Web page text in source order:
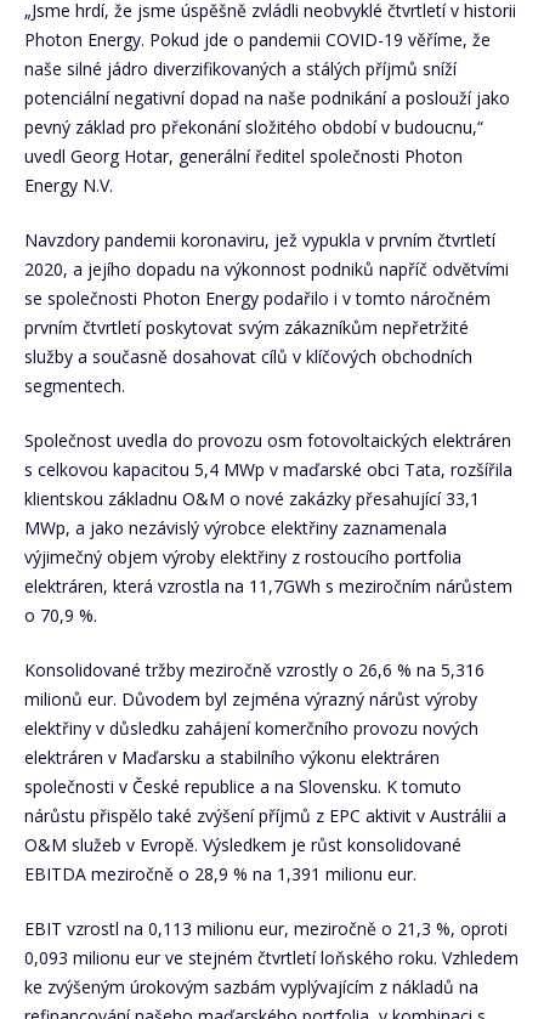
„Jsme hrdí, že jsme úspěšně zvládli neobvyklé čtvrtletí v historii
Photon Energy. Pokud jde o pandemii COVID-19 věříme, že
naše silné jádro diverzifikovaných a stálých příjmů sníží
potenciální negativní dopad na naše podnikání a poslouží jako
pevný základ pro překonání složitého období v budoucnu,“
uvedl Georg Hotar, generální ředitel společnosti Photon
Energy N.V.
Navzdory pandemii koronaviru, jež vypukla v prvním čtvrtletí
2020, a jejího dopadu na výkonnost podniků napříč odvětvími
se společnosti Photon Energy podařilo i v tomto náročném
prvním čtvrtletí poskytovat svým zákazníkům nepřetržité
služby a současně dosahovat cílů v klíčových obchodních
segmentech.
Společnost uvedla do provozu osm fotovoltaických elektráren
s celkovou kapacitou 5,4 MWp v maďarské obci Tata, rozšířila
klientskou základnu O&M o nové zakázky přesahující 33,1
MWp, a jako nezávislý výrobce elektřiny zaznamenala
výjimečný objem výroby elektřiny z rostoucího portfolia
elektráren, která vzrostla na 11,7GWh s meziročním nárůstem
o 70,9 %.
Konsolidované tržby meziročně vzrostly o 26,6 % na 5,316
milionů eur. Důvodem byl zejména výrazný nárůst výroby
elektřiny v důsledku zahájení komerčního provozu nových
elektráren v Maďarsku a stabilního výkonu elektráren
společnosti v České republice a na Slovensku. K tomuto
nárůstu přispělo také zvýšení příjmů z EPC aktivit v Austrálii a
O&M služeb v Evropě. Výsledkem je růst konsolidované
EBITDA meziročně o 28,9 % na 1,391 milionu eur.
EBIT vzrostl na 0,113 milionu eur, meziročně o 21,3 %, oproti
0,093 milionu eur ve stejném čtvrtletí loňského roku. Vzhledem
ke zvýšeným úrokovým sazbám vyplývajícím z nákladů na